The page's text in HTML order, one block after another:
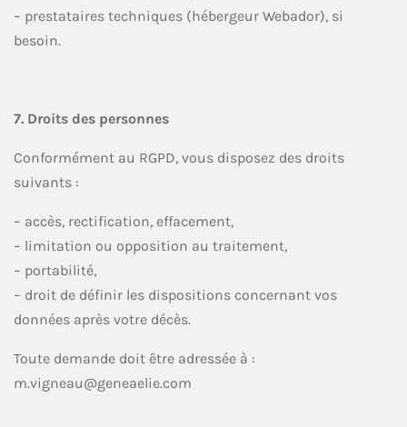
– prestataires techniques (hébergeur Webador), si
besoin.
7. Droits des personnes
Conformément au RGPD, vous disposez des droits
suivants :
– accès, rectification, effacement,
– limitation ou opposition au traitement,
– portabilité,
– droit de définir les dispositions concernant vos
données après votre décès.
Toute demande doit être adressée à :
m.vigneau@geneaelie.com